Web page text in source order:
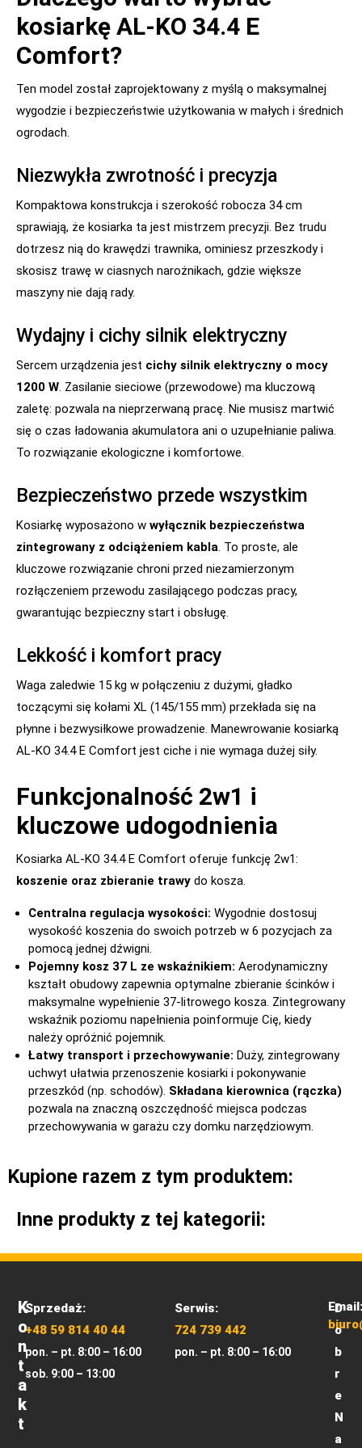
kosiarkę AL-KO 34.4 E
Comfort?
Ten model został zaprojektowany z myślą o maksymalnej
wygodzie i bezpieczeństwie użytkowania w małych i średnich
ogrodach.
Niezwykła zwrotność i precyzja
Kompaktowa konstrukcja i szerokość robocza 34 cm
sprawiają, że kosiarka ta jest mistrzem precyzji. Bez trudu
dotrzesz nią do krawędzi trawnika, ominiesz przeszkody i
skosisz trawę w ciasnych narożnikach, gdzie większe
maszyny nie dają rady.
Wydajny i cichy silnik elektryczny
Sercem urządzenia jest cichy silnik elektryczny o mocy
1200 W. Zasilanie sieciowe (przewodowe) ma kluczową
zaletę: pozwala na nieprzerwaną pracę. Nie musisz martwić
się o czas ładowania akumulatora ani o uzupełnianie paliwa.
To rozwiązanie ekologiczne i komfortowe.
Bezpieczeństwo przede wszystkim
Kosiarkę wyposażono w wyłącznik bezpieczeństwa
zintegrowany z odciążeniem kabla. To proste, ale
kluczowe rozwiązanie chroni przed niezamierzonym
rozłączeniem przewodu zasilającego podczas pracy,
gwarantując bezpieczny start i obsługę.
Lekkość i komfort pracy
Waga zaledwie 15 kg w połączeniu z dużymi, gładko
toczącymi się kołami XL (145/155 mm) przekłada się na
płynne i bezwysiłkowe prowadzenie. Manewrowanie kosiarką
AL-KO 34.4 E Comfort jest ciche i nie wymaga dużej siły.
Funkcjonalność 2w1 i
kluczowe udogodnienia
Kosiarka AL-KO 34.4 E Comfort oferuje funkcję 2w1:
koszenie oraz zbieranie trawy do kosza.
Centralna regulacja wysokości: Wygodnie dostosuj
wysokość koszenia do swoich potrzeb w 6 pozycjach za
pomocą jednej dźwigni.
Pojemny kosz 37 L ze wskaźnikiem: Aerodynamiczny
kształt obudowy zapewnia optymalne zbieranie ścinków i
maksymalne wypełnienie 37-litrowego kosza. Zintegrowany
wskaźnik poziomu napełnienia poinformuje Cię, kiedy
należy opróżnić pojemnik.
Łatwy transport i przechowywanie: Duży, zintegrowany
uchwyt ułatwia przenoszenie kosiarki i pokonywanie
przeszkód (np. schodów). Składana kierownica (rączka)
pozwala na znaczną oszczędność miejsca podczas
przechowywania w garażu czy domku narzędziowym.
Kupione razem z tym produktem:
Inne produkty z tej kategorii:
K
O
N
T
A
K
T
Sprzedaż:
+48 59 814 40 44
pon. – pt. 8:00 – 16:00
sob. 9:00 – 13:00
Serwis:
724 739 442
pon. – pt. 8:00 – 16:00
Email:
D
o
b
r
e
N
a